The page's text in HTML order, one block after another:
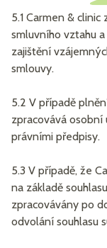
5.1 Carmen &
smluvního vztahu
zajištění
smlouvy.
5.2 V případě
zpracovává
právními předpisy.
5.3 V případě, že
na základě
zpracovávány po
odvolání souhlasu